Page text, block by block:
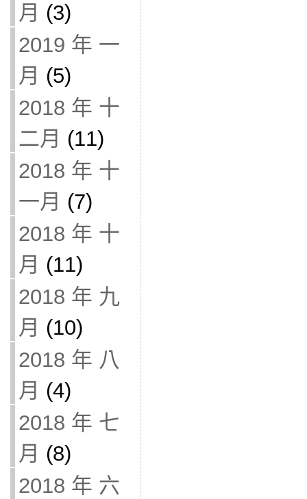
月 (3)
2019 年 一
月 (5)
2018 年 十
二月 (11)
2018 年 十
一月 (7)
2018 年 十
月 (11)
2018 年 九
月 (10)
2018 年 八
月 (4)
2018 年 七
月 (8)
2018 年 六